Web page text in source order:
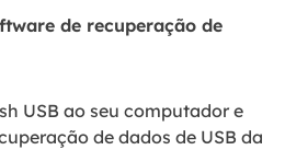
de recuperação de
USB ao seu computador e
de dados de USB da